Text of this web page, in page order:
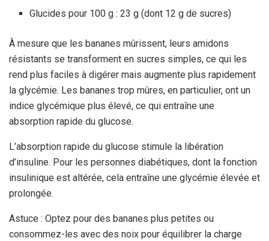
Glucides pour 100 g : 23 g (dont 12 g de sucres)
À mesure que les bananes mûrissent, leurs amidons
résistants se transforment en sucres simples, ce qui les
rend plus faciles à digérer mais augmente plus rapidement
la glycémie. Les bananes trop mûres, en particulier, ont un
indice glycémique plus élevé, ce qui entraîne une
absorption rapide du glucose.
L’absorption rapide du glucose stimule la libération
d’insuline. Pour les personnes diabétiques, dont la fonction
insulinique est altérée, cela entraîne une glycémie élevée et
prolongée.
Astuce : Optez pour des bananes plus petites ou
consommez-les avec des noix pour équilibrer la charge